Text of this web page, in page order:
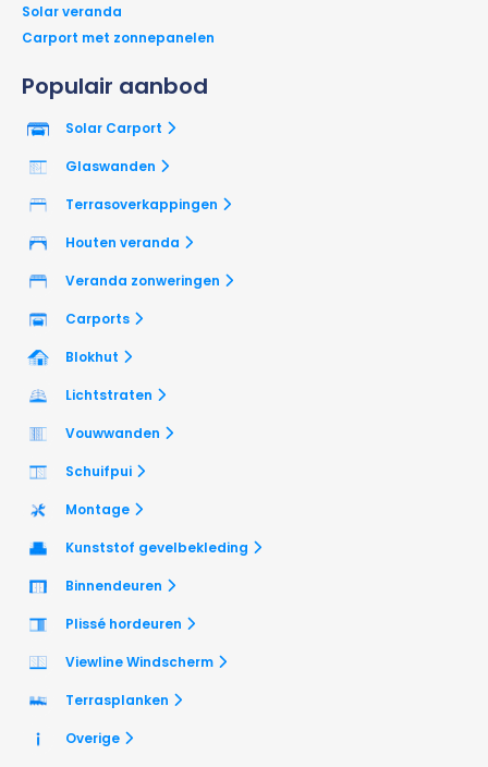
Populair aanbod
Solar Carport
Glaswanden
Terrasoverkappingen
Houten veranda
Veranda zonweringen
Carports
Blokhut
Lichtstraten
Vouwwanden
Schuifpui
Montage
Kunststof gevelbekleding
Binnendeuren
Plissé hordeuren
Viewline Windscherm
Terrasplanken
Overige
Solar veranda
Carport met zonnepanelen